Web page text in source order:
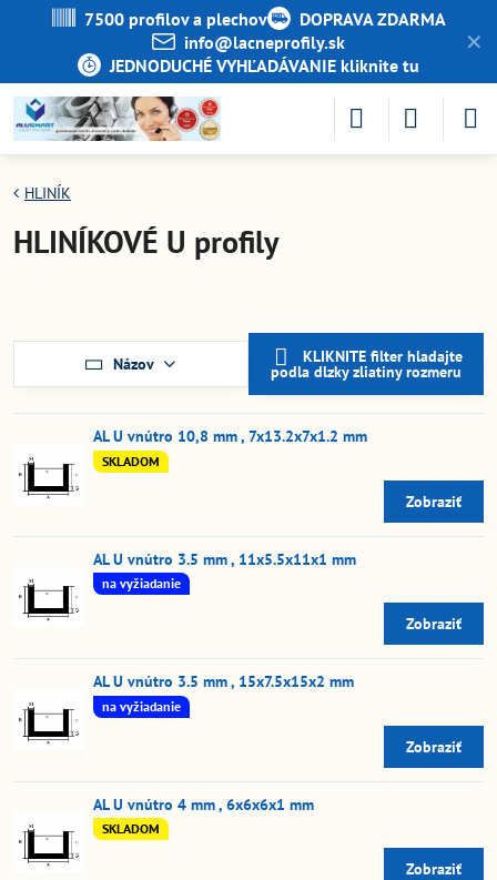
✕
7500 profilov a plechov
DOPRAVA ZDARMA
info​@lacneprofily​.sk
JEDNODUCHÉ VYHĽADÁVANIE kliknite tu
HLINÍK
HLINÍKOVÉ U profily
Názov KLIKNITE filter hladajte
podla dlzky zliatiny rozmeru
AL U vnútro 10,8 mm , 7x13.2x7x1.2 mm
SKLADOM
Zobraziť
AL U vnútro 3.5 mm , 11x5.5x11x1 mm
na vyžiadanie
Zobraziť
AL U vnútro 3.5 mm , 15x7.5x15x2 mm
na vyžiadanie
Zobraziť
AL U vnútro 4 mm , 6x6x6x1 mm
SKLADOM
Zobraziť